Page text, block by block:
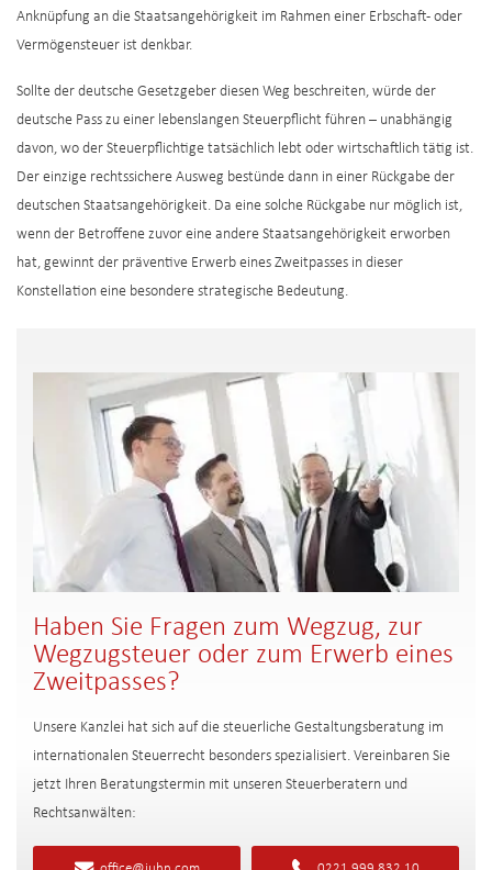
Anknüpfung an die Staatsangehörigkeit im Rahmen einer Erbschaft- oder
Vermögensteuer ist denkbar.
Sollte der deutsche Gesetzgeber diesen Weg beschreiten, würde der
deutsche Pass zu einer lebenslangen Steuerpflicht führen – unabhängig
davon, wo der Steuerpflichtige tatsächlich lebt oder wirtschaftlich tätig ist.
Der einzige rechtssichere Ausweg bestünde dann in einer Rückgabe der
deutschen Staatsangehörigkeit. Da eine solche Rückgabe nur möglich ist,
wenn der Betroffene zuvor eine andere Staatsangehörigkeit erworben
hat, gewinnt der präventive Erwerb eines Zweitpasses in dieser
Konstellation eine besondere strategische Bedeutung.
Haben Sie Fragen zum Wegzug, zur
Wegzugsteuer oder zum Erwerb eines
Zweitpasses?
Unsere Kanzlei hat sich auf die steuerliche Gestaltungsberatung im
internationalen Steuerrecht besonders spezialisiert. Vereinbaren Sie
jetzt Ihren Beratungstermin mit unseren Steuerberatern und
Rechtsanwälten: